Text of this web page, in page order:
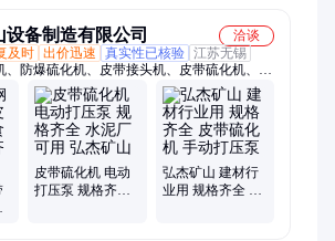
备制造有限公司
洽谈
及时 出价迅速 真实性已核验 江苏无锡
、防爆硫化机、皮带接头机、皮带硫化机、硫
硫化机、铝合金胶带、输送带接头
皮带硫化机 电动
打压泵 规格齐全
弘杰矿山 建材行
业用 规格齐全 皮